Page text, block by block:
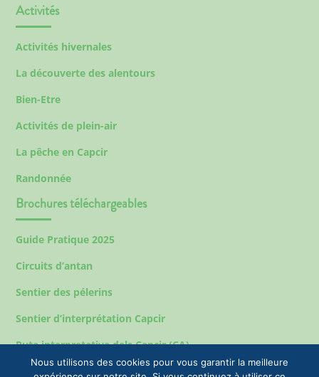
Activités
Activités hivernales
La découverte des alentours
Bien-Etre
Activités de plein-air
La pêche en Capcir
Randonnée
Brochures téléchargeables
Guide Pratique 2025
Circuits d’antan
Sentier des pélerins
Sentier d’interprétation Capcir
Ruta interpretativa dels Capcir (CA)
Nous utilisons des cookies pour vous garantir la meilleure